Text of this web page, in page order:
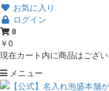
お気に入り
ログイン
0
￥0
現在カート内に商品はござい
メニュー